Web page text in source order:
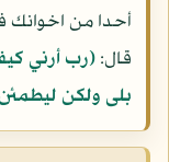
أحدا من اخوانك
قال: (رب أرني
بلى ولكن